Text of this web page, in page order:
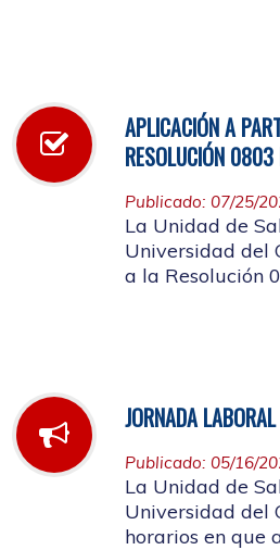
APLICACIÓN A
RESOLUCIÓN
Publicado: 07/25/
La Unidad de
Universidad del
a la Resolución
JORNADA
Publicado: 05/16/
La Unidad de
Universidad del
horarios en que